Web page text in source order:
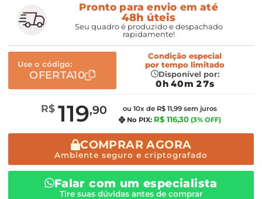
Pronto para envio em até
48h úteis
Seu quadro é produzido e despachado
rapidamente!
Use o código:
OFERTA10
Condição especial
por tempo limitado
Disponível por:
0h 40m 26s
R$ 119,90
ou 10x de R$ 11,99 sem juros
No PIX: R$ 116,30 (3% OFF)
COMPRAR AGORA
Ambiente seguro e criptografado
Falar com um especialista
Tire suas dúvidas antes de comprar